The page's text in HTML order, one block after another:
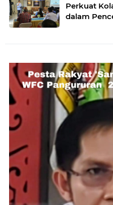
Perkuat
dalam